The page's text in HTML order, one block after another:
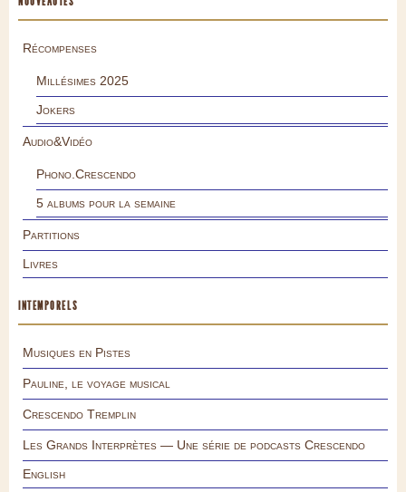
Récompenses
Millésimes 2025
Jokers
Audio&Vidéo
Phono.Crescendo
5 albums pour la semaine
Partitions
Livres
INTEMPORELS
Musiques en Pistes
Pauline, le voyage musical
Crescendo Tremplin
Les Grands Interprètes — Une série de podcasts Crescendo
English